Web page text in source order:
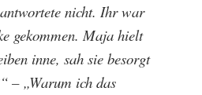
nicht. Ihr war
gekommen. Maja hielt
inne, sah sie besorgt
– „Warum ich das